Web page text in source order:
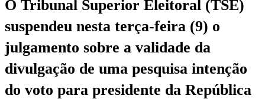
O Tribunal Superior Eleitoral (TSE)
suspendeu nesta terça-feira (9) o
julgamento sobre a validade da
divulgação de uma pesquisa intenção
do voto para presidente da República